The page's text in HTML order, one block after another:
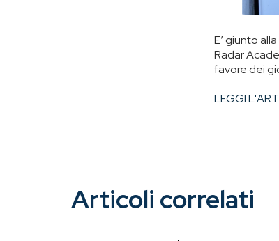
E’ giunto
Radar
favore dei
LEGGI
Articoli correlati